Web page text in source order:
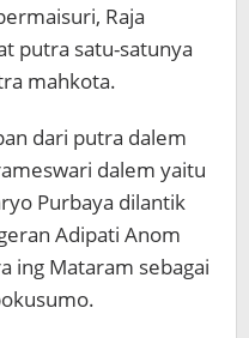
Raja
putra satu-satunya
mahkota.
dari putra dalem
dalem yaitu
Purbaya dilantik
Adipati Anom
ing Mataram sebagai